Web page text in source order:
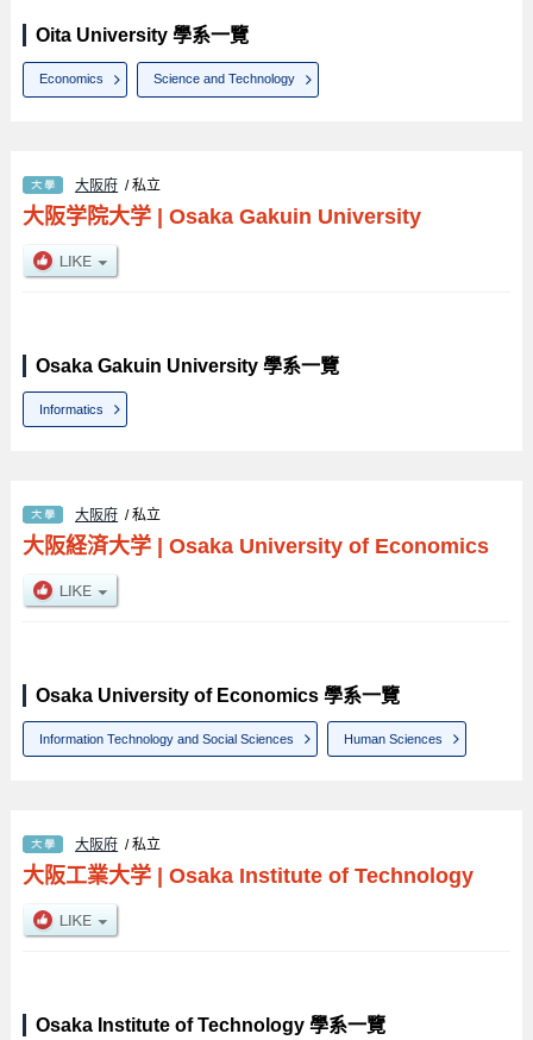
Oita University 學系一覽
Economics Science and Technology
大阪府 / 私立
大阪学院大学| Osaka Gakuin University
Osaka Gakuin University 學系一覽
Informatics
大阪府 / 私立
大阪経済大学| Osaka University of Economics
Osaka University of Economics 學系一覽
Information Technology and Social Sciences Human Sciences
大阪府 / 私立
大阪工業大学| Osaka Institute of Technology
Osaka Institute of Technology 學系一覽